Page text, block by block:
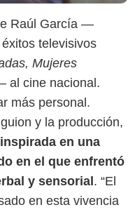
Raúl García —
televisivos
Mujeres
al cine nacional.
más personal.
y la producción,
en una
en el que enfrentó
y sensorial . “El
en esta vivencia